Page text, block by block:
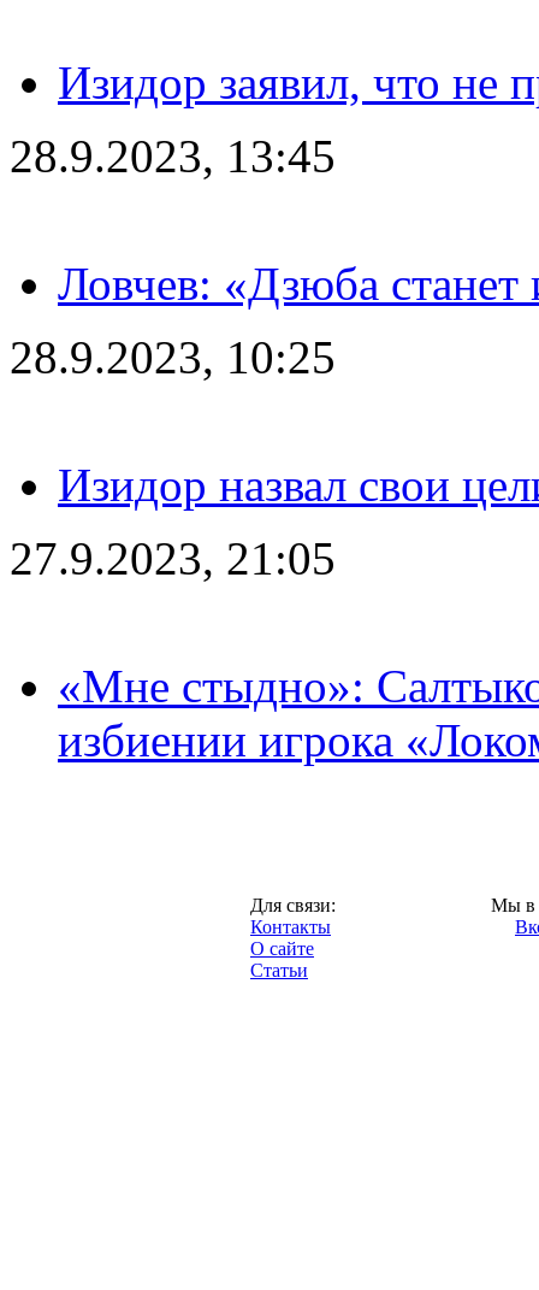
Изидор заявил, что не
28.9.2023, 13:45
Ловчев: «Дзюба станет
28.9.2023, 10:25
Изидор назвал свои
27.9.2023, 21:05
«Мне стыдно»:
избиении игрока
Для связи:
Контакты
О сайте
Статьи
Мы в